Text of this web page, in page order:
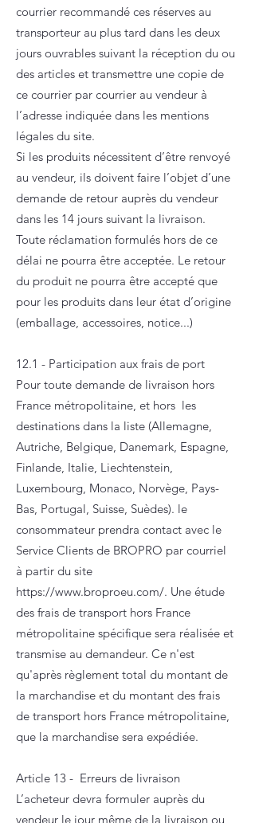
courrier recommandé ces réserves au
transporteur au plus tard dans les deux
jours ouvrables suivant la réception du ou
des articles et transmettre une copie de
ce courrier par courrier au vendeur à
l’adresse indiquée dans les mentions
légales du site.
Si les produits nécessitent d’être renvoyé
au vendeur, ils doivent faire l’objet d’une
demande de retour auprès du vendeur
dans les 14 jours suivant la livraison.
Toute réclamation formulés hors de ce
délai ne pourra être acceptée. Le retour
du produit ne pourra être accepté que
pour les produits dans leur état d’origine
(emballage, accessoires, notice...)
12.1 - Participation aux frais de port
Pour toute demande de livraison hors
France métropolitaine, et hors les
destinations dans la liste (Allemagne,
Autriche, Belgique, Danemark, Espagne,
Finlande, Italie, Liechtenstein,
Luxembourg, Monaco, Norvège, Pays-
Bas, Portugal, Suisse, Suèdes). le
consommateur prendra contact avec le
Service Clients de BROPRO par courriel
à partir du site
https://www.broproeu.com/. Une étude
des frais de transport hors France
métropolitaine spécifique sera réalisée et
transmise au demandeur. Ce n'est
qu'après règlement total du montant de
la marchandise et du montant des frais
de transport hors France métropolitaine,
que la marchandise sera expédiée.
Article 13 - Erreurs de livraison
L’acheteur devra formuler auprès du
vendeur le jour même de la livraison ou